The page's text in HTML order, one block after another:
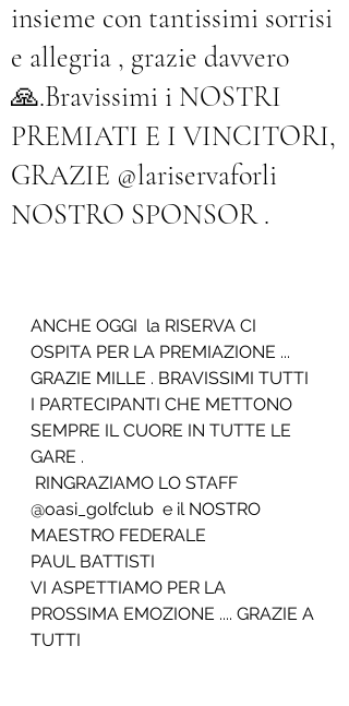
insieme con tantissimi sorrisi
e allegria , grazie davvero
🙏.Bravissimi i NOSTRI
PREMIATI E I VINCITORI,
GRAZIE @lariservaforli
NOSTRO SPONSOR .
ANCHE OGGI  la RISERVA CI
OSPITA PER LA PREMIAZIONE ...
GRAZIE MILLE . BRAVISSIMI TUTTI
I PARTECIPANTI CHE METTONO
SEMPRE IL CUORE IN TUTTE LE
GARE .
@oasi_golfclub  e il NOSTRO
MAESTRO FEDERALE
PAUL BATTISTI
VI ASPETTIAMO PER LA
PROSSIMA EMOZIONE .... GRAZIE A
TUTTI